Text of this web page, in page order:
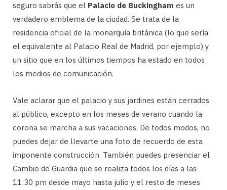
seguro sabrás que el Palacio de Buckingham es un
verdadero emblema de la ciudad. Se trata de la
residencia oficial de la monarquía británica (lo que sería
el equivalente al Palacio Real de Madrid, por ejemplo) y
un sitio que en los últimos tiempos ha estado en todos
los medios de comunicación.
Vale aclarar que el palacio y sus jardines están cerrados
al público, excepto en los meses de verano cuando la
corona se marcha a sus vacaciones. De todos modos, no
puedes dejar de llevarte una foto de recuerdo de esta
imponente construcción. También puedes presenciar el
Cambio de Guardia que se realiza todos los días a las
11:30 pm desde mayo hasta julio y el resto de meses